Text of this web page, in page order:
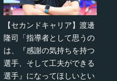
【セカンドキャリア】渡邊
隆司「指導者として思うの
は、『感謝の気持ちを持つ
選手、そして工夫ができる
選手』になってほしいとい